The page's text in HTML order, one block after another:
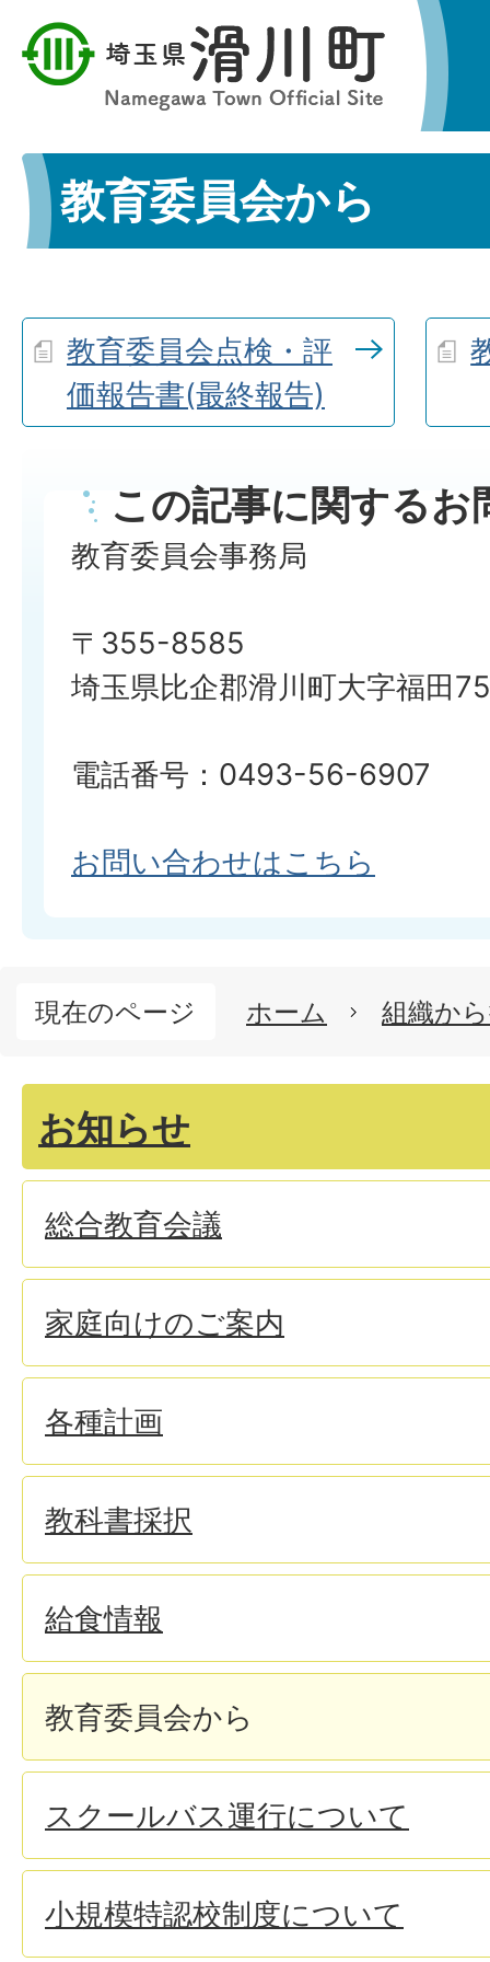
教育委員会から
教育委員会点検・評
価報告書(最終報告)
この記事に関するお
教育委員会事務局
〒355-8585
埼玉県比企郡滑川町大字福田
電話番号：0493-56-6907
お問い合わせはこちら
現在のページ ホーム 組織か
お知らせ
総合教育会議
家庭向けのご案内
各種計画
教科書採択
給食情報
教育委員会から
スクールバス運行について
小規模特認校制度について